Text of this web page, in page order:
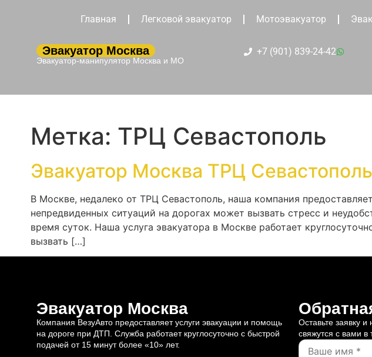
Главная Легковой эвакуатор Мотоэвакуатор
Эвакуатор Москва
Эвакуатор-манипулятор Москва и МО
+7 (901) 839-24-42
Метка: ТРЦ Севастополь
Эвакуатор Москва ТРЦ Севастополь
В Москве, недалеко от ТРЦ Севастополь, наша компания
непредвиденных ситуаций на дорогах может вызвать стресс и
время суток. Наша услуга эвакуатора в Москве работает
вызвать […]
Эвакуатор Москва
Компания ВезуАвто предоставляет услуги эвакуации и помощь
на дороге при ДТП. Служба работает круглосуточно с быстрой
подачей от 15 минут более «10» лет.
Оставьте заявку
свяжутся с вами в